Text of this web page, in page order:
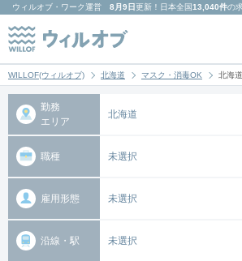
ウィルオブ・ワーク運営 8月9日更新！日本全国13,040件の
WILLOF(ウィルオブ) 北海道 マスク・消毒OK 北海
勤務
エリア
北海道
職種 未選択
雇用形態 未選択
沿線・駅 未選択